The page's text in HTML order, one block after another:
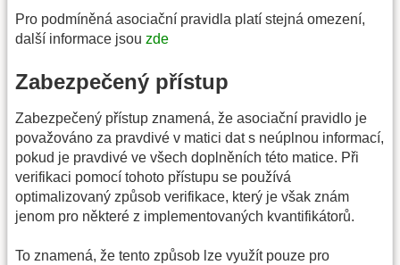
Pro podmíněná asociační pravidla platí stejná omezení,
další informace jsou zde
Zabezpečený přístup
Zabezpečený přístup znamená, že asociační pravidlo je
považováno za pravdivé v matici dat s neúplnou informací,
pokud je pravdivé ve všech doplněních této matice. Při
verifikaci pomocí tohoto přístupu se používá
optimalizovaný způsob verifikace, který je však znám
jenom pro některé z implementovaných kvantifikátorů.
To znamená, že tento způsob lze využít pouze pro